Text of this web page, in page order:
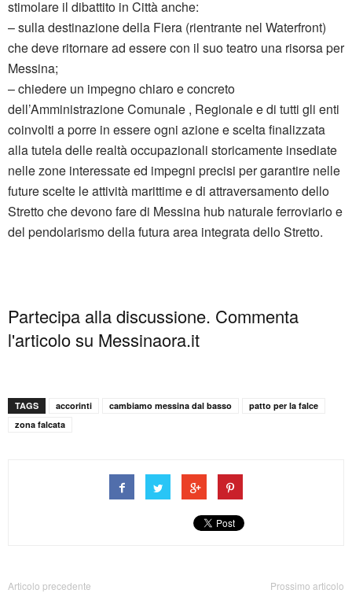
stimolare il dibattito in Città anche:
– sulla destinazione della Fiera (rientrante nel Waterfront)
che deve ritornare ad essere con il suo teatro una risorsa per
Messina;
– chiedere un impegno chiaro e concreto
dell’Amministrazione Comunale , Regionale e di tutti gli enti
coinvolti a porre in essere ogni azione e scelta finalizzata
alla tutela delle realtà occupazionali storicamente insediate
nelle zone interessate ed impegni precisi per garantire nelle
future scelte le attività marittime e di attraversamento dello
Stretto che devono fare di Messina hub naturale ferroviario e
del pendolarismo della futura area integrata dello Stretto.
Partecipa alla discussione. Commenta
l'articolo su Messinaora.it
TAGS accorinti cambiamo messina dal basso
patto per la falce
zona falcata
Articolo precedente Prossimo articolo